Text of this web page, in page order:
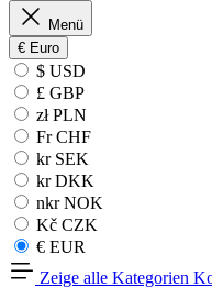
Menü
€ Euro
$ USD
£ GBP
zł PLN
Fr CHF
kr SEK
kr DKK
nkr NOK
Kč CZK
€ EUR
Zeige alle Kategorien